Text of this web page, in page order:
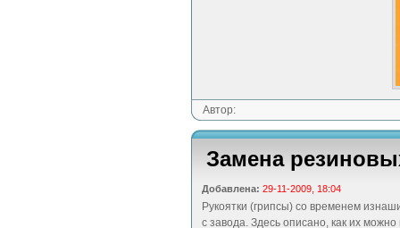
Автор:
Замена
Добавлена: 29-11-2009, 18:04
Рукоятки (грипсы) со временем
с завода. Здесь описано, как их